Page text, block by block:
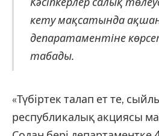
кету мақсатында
депаратаментіне
табады.
«Түбіртек талап ет те,
республикалық акциясы